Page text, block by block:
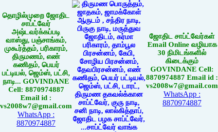
தொழில்முறை ஜோதிட
சாப்ட்வேர்
அஷ்டவர்க்கப்படி
வாஸ்து, பஞ்சாங்கம்,
முகூர்த்தம், பரிகாரம்,
திருமணம், எண்
கணிதம், பெயர்
பட்டியல், ஜெம்ஸ், பட்சி,
நாடி... GOVINDANE
Cell: 8870974887
Email id :
vs2008w7@gmail.com
WhatsApp :
8870974887
ஜோதிட சாப்ட்வேர்கள்
Email Online வழியாக
30 நிமிடங்களில்
கிடைக்கும்
GOVINDANE Cell:
8870974887 Email id :
vs2008w7@gmail.com
WhatsApp :
8870974887